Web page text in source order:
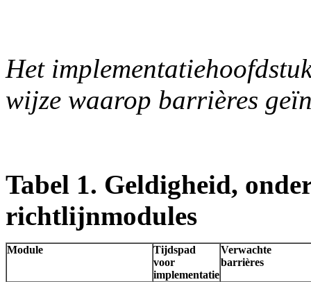
Het
wijze waarop barrières
Tabel 1. Geldigheid,
richtlijnmodules
Module
Tijdspad
voor
implementatie
Verwachte
barrières